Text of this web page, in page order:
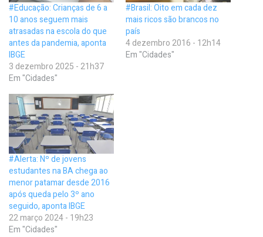
#Educação: Crianças de 6 a
10 anos seguem mais
atrasadas na escola do que
antes da pandemia, aponta
IBGE
3 dezembro 2025 - 21h37
Em "Cidades"
#Brasil: Oito em cada dez
mais ricos são brancos no
país
4 dezembro 2016 - 12h14
Em "Cidades"
#Alerta: Nº de jovens
estudantes na BA chega ao
menor patamar desde 2016
após queda pelo 3º ano
seguido, aponta IBGE
22 março 2024 - 19h23
Em "Cidades"